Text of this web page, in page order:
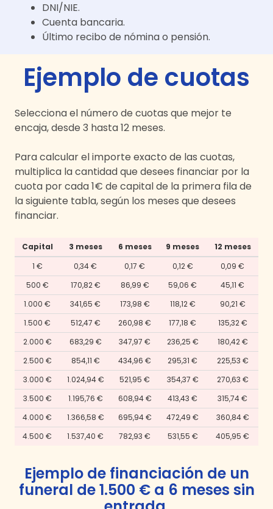
DNI/NIE.
Cuenta bancaria.
Último recibo de nómina o pensión.
Ejemplo de cuotas
Selecciona el número de cuotas que mejor te
encaja, desde 3 hasta 12 meses.
Para calcular el importe exacto de las cuotas,
multiplica la cantidad que desees financiar por la
cuota por cada 1€ de capital de la primera fila de
la siguiente tabla, según los meses que desees
financiar.
Capital 3 meses 6 meses 9 meses 12 meses
1 €
0,34 € 0,17 € 0,12 €
0,09 €
500 €
170,82 € 86,99 € 59,06 €
45,11 €
1.000 €
341,65 € 173,98 € 118,12 €
90,21 €
1.500 €
512,47 € 260,98 € 177,18 €
135,32 €
2.000 €
683,29 € 347,97 € 236,25 €
180,42 €
2.500 €
854,11 € 434,96 € 295,31 €
225,53 €
3.000 €
1.024,94 € 521,95 € 354,37 €
270,63 €
3.500 €
1.195,76 € 608,94 € 413,43 €
315,74 €
4.000 €
1.366,58 € 695,94 € 472,49 €
360,84 €
4.500 €
1.537,40 € 782,93 € 531,55 € 405,95 €
Ejemplo de financiación de un
funeral de1.500 €a 6 meses sin